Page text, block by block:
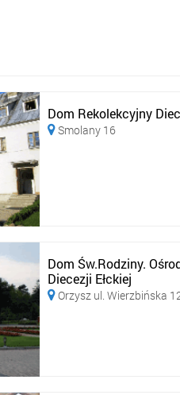
Dom Rekolekcyjny
Smolany 16
Dom Św.Rodziny.
Diecezji Ełckiej
Orzysz ul. Wierzbińska